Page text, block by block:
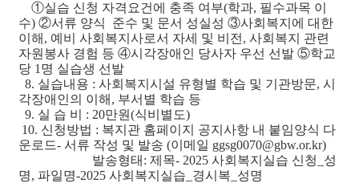
①실습 신청 자격요건에 충족 여부(학과, 필수과목 이
수) ②서류 양식 준수 및 문서 성실성 ③사회복지에 대한
이해, 예비 사회복지사로서 자세 및 비전, 사회복지 관련
자원봉사 경험 등 ④시각장애인 당사자 우선 선발 ⑤학교
당 1명 실습생 선발
8. 실습내용 : 사회복지시설 유형별 학습 및 기관방문, 시
각장애인의 이해, 부서별 학습 등
9. 실 습 비 : 20만원(식비별도)
10. 신청방법 : 복지관 홈페이지 공지사항 내 붙임양식 다
운로드- 서류 작성 및 발송 (이메일 ggsg0070@gbw.or.kr)
발송형태: 제목- 2025 사회복지실습 신청_성
명, 파일명-2025 사회복지실습_경시복_성명